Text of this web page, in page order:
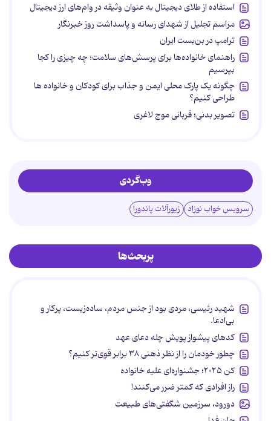
استفاده از طلای دیجیتال به عنوان وثیقه در وام‌های ارز دیجیتال
مراسم تجلیل از شهدای رسانه و پاسداشت روز خبرنگار
ترامپ در بن‌بست ایران
راهنمای خانواده‌ها برای پرسش‌های سلامت؛ چه چیزی را کجا
بپرسیم
چگونه یک پارک محلی ایمن و جذاب برای کودکان و خانواده ها
طراحی کنیم؟
تصویر بدنی؛ قربانی موج لاغری
وب‌گردی
سرویس خواب نوزاد زیورآلات پاندورا
پربحث‌ها
شهید رئیسی، مردی بود از جنس مردم، ساده‌زیست، پرکار و
بی‌ادعا.
کدهای پیشواز پویش چله دعای عهد
چطور خودمان را از نظر ذهنی ۳۸ برابر قوی‌تر کنیم؟
کن ۲۰۲۵؛ جشنواره‌ای علیه خانواده
راز افرادی که کمتر ضرر می‌کنند!
دورود، سرزمین شگفتی‌های طبیعت